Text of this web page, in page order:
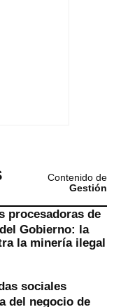
Contenido de
Gestión
procesadoras de
Gobierno: la
la minería ilegal
sociales
del negocio de